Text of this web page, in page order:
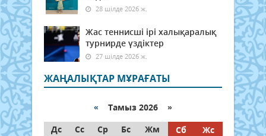
28 шілде 2026 ж.
Жас теннисші ірі халықаралық
турнирде үздіктер
27 шілде 2026 ж.
ЖАҢАЛЫҚТАР МҰРАҒАТЫ
« Тамыз 2026 »
Дс
Сс Ср Бс Жм Сб
Жс